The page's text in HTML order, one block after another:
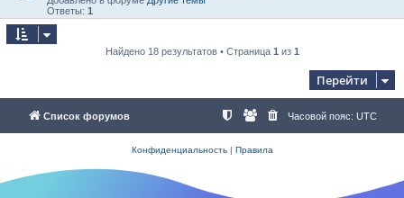
Ответы: 1
Найдено 18 результатов • Страница 1 из 1
Перейти
Список форумов Часовой пояс: UTC
Конфиденциальность| Правила